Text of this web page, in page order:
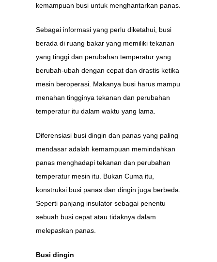
kemampuan busi untuk menghantarkan panas.
Sebagai informasi yang perlu diketahui, busi
berada di ruang bakar yang memiliki tekanan
yang tinggi dan perubahan temperatur yang
berubah-ubah dengan cepat dan drastis ketika
mesin beroperasi. Makanya busi harus mampu
menahan tingginya tekanan dan perubahan
temperatur itu dalam waktu yang lama.
Diferensiasi busi dingin dan panas yang paling
mendasar adalah kemampuan memindahkan
panas menghadapi tekanan dan perubahan
temperatur mesin itu. Bukan Cuma itu,
konstruksi busi panas dan dingin juga berbeda.
Seperti panjang insulator sebagai penentu
sebuah busi cepat atau tidaknya dalam
melepaskan panas.
Busi dingin